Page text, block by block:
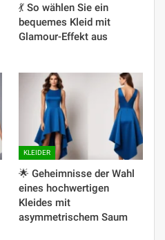
💃 So wählen Sie ein
bequemes Kleid mit
Glamour-Effekt aus
KLEIDER
🌟 Geheimnisse der Wahl
eines hochwertigen
Kleides mit
asymmetrischem Saum